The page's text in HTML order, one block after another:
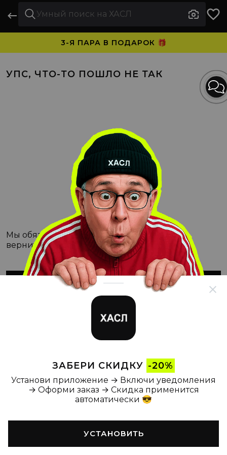
ЗАБЕРИ СКИДКУ -20%
Установи приложение → Включи уведомления
→ Оформи заказ → Скидка применится
автоматически 😎
УСТАНОВИТЬ
3-Я ПАРА В ПОДАРОК 🎁
УПС, ЧТО-ТО ПОШЛО НЕ ТАК
Мы обязательно с этим разберёмся, а пока
вернитесь на Главную
ВЕРНУТЬСЯ НА ГЛАВНУЮ
Главная Каталог Корзина Новости Профиль